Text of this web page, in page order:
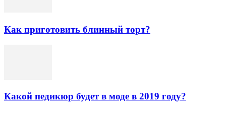
Как приготовить блинный торт?
Какой педикюр будет в моде в 2019 году?